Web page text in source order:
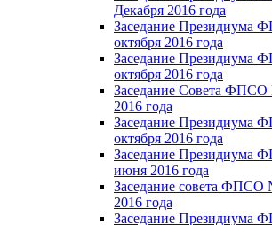
Декабря 2016 года
Заседание Президиума
октября 2016 года
Заседание Президиума
октября 2016 года
Заседание Совета ФПСО
2016 года
Заседание Президиума
октября 2016 года
Заседание Президиума
июня 2016 года
Заседание совета ФПСО
2016 года
Заседание Президиума